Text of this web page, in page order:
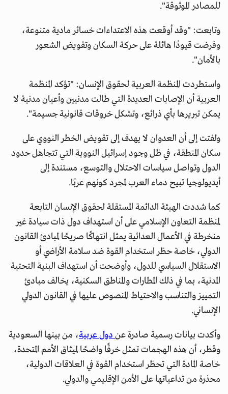
للمصادر الموثوقة".
وتابعت: "وقد أوقعت هذه الاعتداءات خسائر مادية متنوعة،
وفرضت قيودًا هائلة على حركة السكان وتقويض الشعور
بالأمان".
واستطردت المنظمة العربية لحقوق الإنسان: "تؤكد المنظمة
العربية أن الإصابات العديدة التي طالت مدنيين وأعيان مدنية لا
يمكن تبريرها بأي ذرائع، وتشكل خروقات قانونية جسيمة".
ولفتت إلى أن العدوان لا يهدف إلى تقويض الخطر النووي على
سكان المنطقة، في ظل وجود إسرائيل النووية التي تتجاهل حدود
الدول وتواصل سياسات الاحتلال والتوسع، مستندة إلى
أيديولوجيا تبيح دماء العرب لمجرد كونهم عربًا.
كما شددت الهيئة الدائمة المستقلة لحقوق الإنسان التابعة
لمنظمة التعاون الإسلامي على أن استهداف دول ذات سيادة غير
منخرطة في الأعمال العدائية يمثل انتهاكًا صريحًا لمبادئ القانون
الدولي، خاصة حظر استخدام القوة ضد سلامة الأراضي أو
الاستقلال السياسي للدول، وأوضحت أن استهداف البنية التحتية
المدنية، بما في ذلك المطارات والمناطق السكنية، يخالف مبادئ
التمييز والتناسب والاحتياط المنصوص عليها في القانون الدولي
الإنساني.
وأكدت بيانات رسمية صادرة عندول عربية، من بينها السعودية
وقطر، أن هذه الهجمات تمثل خرقًا واضحًا لميثاق الأمم المتحدة،
خاصة المادة التي تحظر استخدام القوة في العلاقات الدولية،
محذرة من تداعياتها على الأمن الإقليمي والدولي.